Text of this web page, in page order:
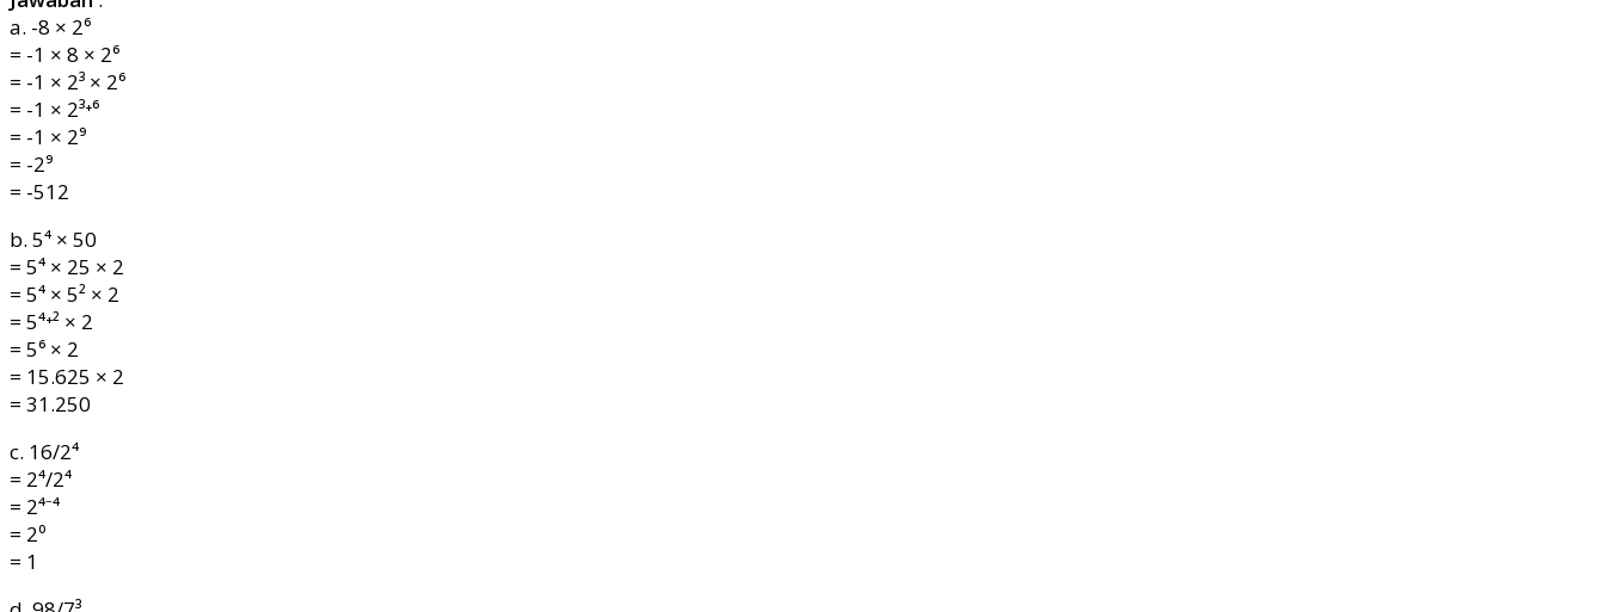
a. -8 × 2⁶
= -1 × 8 × 2⁶
= -1 × 2³ × 2⁶
= -1 × 2³⁺⁶
= -1 × 2⁹
= -2⁹
= -512
b. 5⁴ × 50
= 5⁴ × 25 × 2
= 5⁴ × 5² × 2
= 5⁴⁺² × 2
= 5⁶ × 2
= 15.625 × 2
= 31.250
c. 16/2⁴
= 2⁴/2⁴
= 2⁴⁻⁴
= 2⁰
= 1